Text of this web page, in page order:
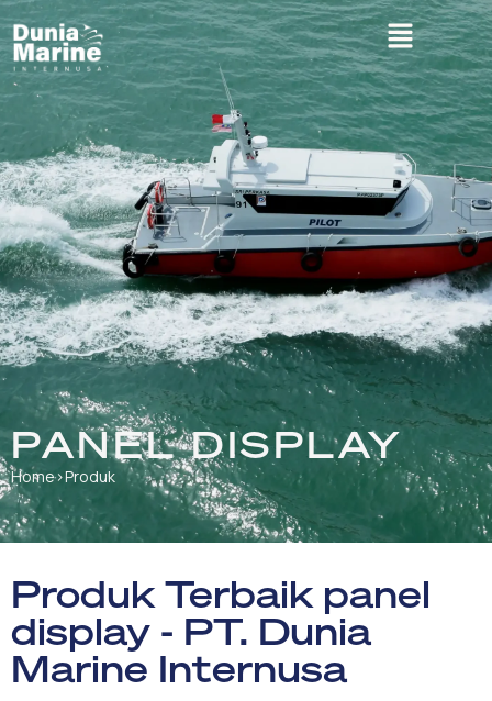
PANEL DISPLAY
Home›Produk
Produk Terbaik panel
display - PT. Dunia
Marine Internusa